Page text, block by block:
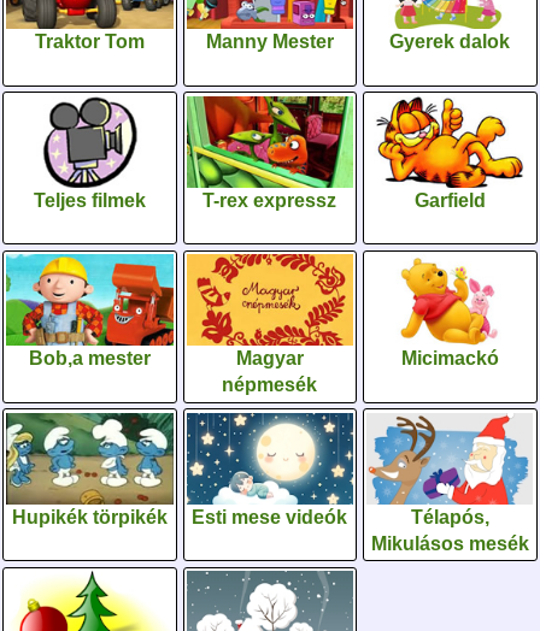
Traktor Tom Manny Mester Gyerek dalok
Teljes filmek T-rex expressz Garfield
Bob,a mester
Magyar
népmesék
Micimackó
Hupikék törpikék Esti mese videók
Télapós,
Mikulásos mesék